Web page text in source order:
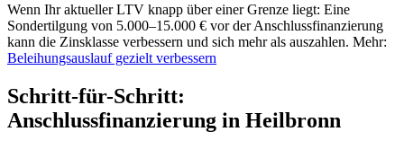
Wenn Ihr aktueller LTV knapp über einer Grenze liegt: Eine
Sondertilgung von 5.000–15.000 € vor der Anschlussfinanzierung
kann die Zinsklasse verbessern und sich mehr als auszahlen. Mehr:
Beleihungsauslauf gezielt verbessern
Schritt-für-Schritt:
Anschlussfinanzierung in Heilbronn